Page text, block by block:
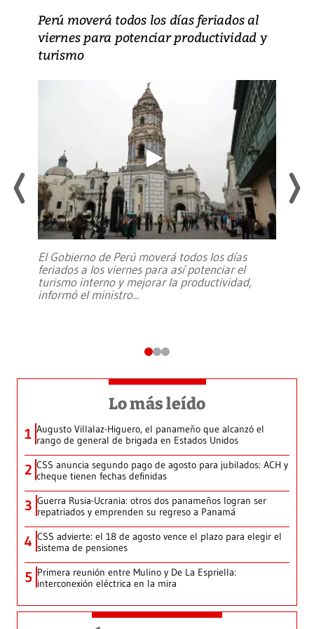
Perú moverá todos los días feriados al
viernes para potenciar productividad y
turismo
El Gobierno de Perú moverá todos los días
feriados a los viernes para así potenciar el
turismo interno y mejorar la productividad,
informó el ministro...
Lo más leído
1 Augusto Villalaz-Higuero, el panameño que alcanzó el
rango de general de brigada en Estados Unidos
2 CSS anuncia segundo pago de agosto para jubilados: ACH y
cheque tienen fechas definidas
3 Guerra Rusia-Ucrania: otros dos panameños logran ser
repatriados y emprenden su regreso a Panamá
4 CSS advierte: el 18 de agosto vence el plazo para elegir el
sistema de pensiones
5 Primera reunión entre Mulino y De La Espriella:
interconexión eléctrica en la mira